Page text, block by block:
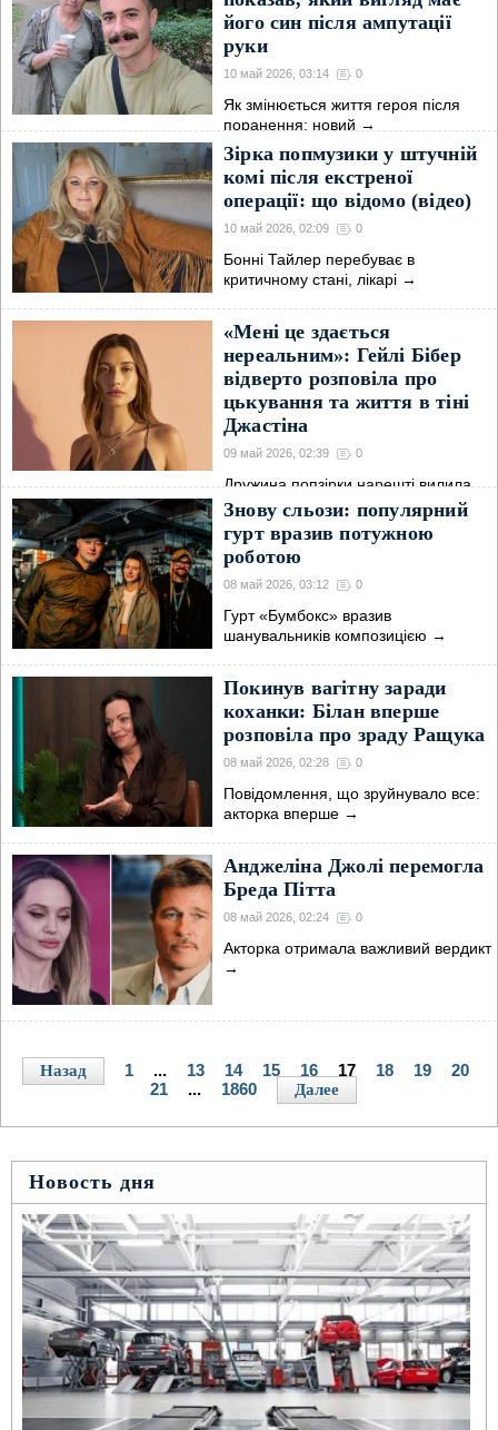
його син після ампутації
руки
10 май 2026, 03:14 0
Як змінюється життя героя після
поранення: новий →
Зірка попмузики у штучній
комі після екстреної
операції: що відомо (відео)
10 май 2026, 02:09 0
Бонні Тайлер перебуває в
критичному стані, лікарі →
«Мені це здається
нереальним»: Гейлі Бібер
відверто розповіла про
цькування та життя в тіні
Джастіна
09 май 2026, 02:39 0
Дружина попзірки нарешті вилила
душу щодо→
Знову сльози: популярний
гурт вразив потужною
роботою
08 май 2026, 03:12 0
Гурт «Бумбокс» вразив
шанувальників композицією →
Покинув вагітну заради
коханки: Білан вперше
розповіла про зраду Ращука
08 май 2026, 02:28 0
Повідомлення, що зруйнувало все:
акторка вперше →
Анджеліна Джолі перемогла
Бреда Пітта
08 май 2026, 02:24 0
Акторка отримала важливий вердикт
→
Назад 1 ... 13 14 15 16 17 18 19
20
21
... 1860 Далее
Новость дня